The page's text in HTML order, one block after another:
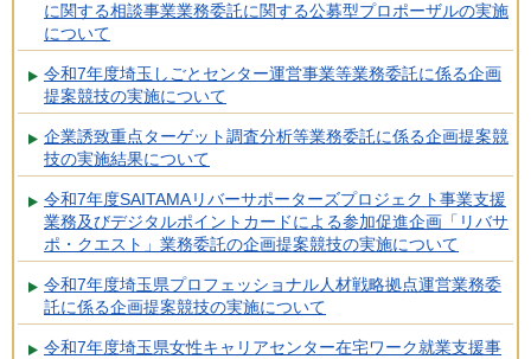
に関する相談事業業務委託に関する公募型プロポーザルの実施
について
令和7年度埼玉しごとセンター運営事業等業務委託に係る企画
提案競技の実施について
企業誘致重点ターゲット調査分析等業務委託に係る企画提案競
技の実施結果について
令和7年度SAITAMAリバーサポーターズプロジェクト事業支援
業務及びデジタルポイントカードによる参加促進企画「リバサ
ポ・クエスト」業務委託の企画提案競技の実施について
令和7年度埼玉県プロフェッショナル人材戦略拠点運営業務委
託に係る企画提案競技の実施について
令和7年度埼玉県女性キャリアセンター在宅ワーク就業支援事